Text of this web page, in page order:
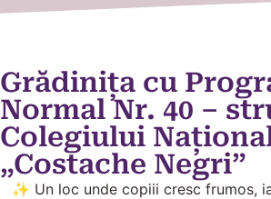
Grădinița cu
Normal Nr. 40 –
Colegiului
„Costache Negri”
✨ Un loc unde copiii cresc frumos,